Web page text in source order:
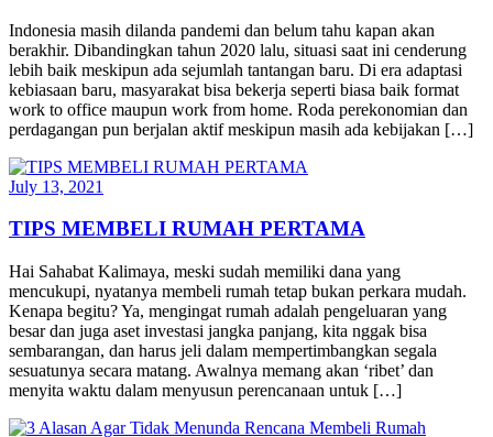
Indonesia masih dilanda pandemi dan belum tahu kapan akan
berakhir. Dibandingkan tahun 2020 lalu, situasi saat ini cenderung
lebih baik meskipun ada sejumlah tantangan baru. Di era adaptasi
kebiasaan baru, masyarakat bisa bekerja seperti biasa baik format
work to office maupun work from home. Roda perekonomian dan
perdagangan pun berjalan aktif meskipun masih ada kebijakan […]
July 13, 2021
TIPS MEMBELI RUMAH PERTAMA
Hai Sahabat Kalimaya, meski sudah memiliki dana yang
mencukupi, nyatanya membeli rumah tetap bukan perkara mudah.
Kenapa begitu? Ya, mengingat rumah adalah pengeluaran yang
besar dan juga aset investasi jangka panjang, kita nggak bisa
sembarangan, dan harus jeli dalam mempertimbangkan segala
sesuatunya secara matang. Awalnya memang akan ‘ribet’ dan
menyita waktu dalam menyusun perencanaan untuk […]